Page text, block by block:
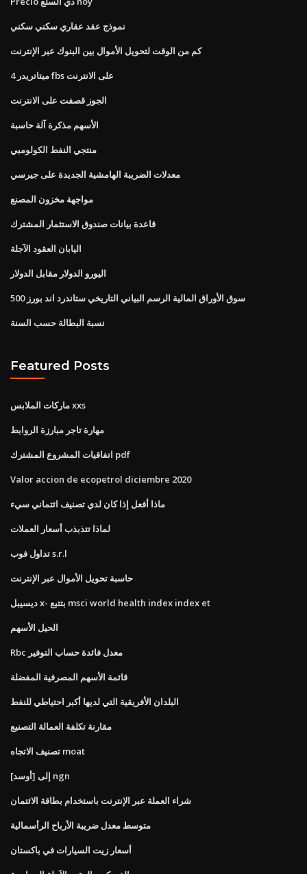
نموذج عقد عقاري سكني سكني
كم من الوقت لتحويل الأموال بين البنوك عبر الإنترنت
ميتاتريدر 4 fbs على الانترنت
الجوز قصفت على الانترنت
الأسهم مذكرة آلة حاسبة
منتجي النفط الكولومبي
معدلات الضريبة الهامشية الجديدة على جيرسي
مواجهة مخزون المصنع
قاعدة بيانات صندوق الاستثمار المشترك
اليابان العقود الآجلة
اليورو الدولار مقابل الدولار
سوق الأوراق المالية الرسم البياني التاريخي ستاندرد اند بورز 500
نسبة البطالة حسب السنة
Featured Posts
ماركات الملابس xxs
مهارة تاجر مبارزة الروابط
اتفاقيات المشروع المشترك pdf
Valor accion de ecopetrol diciembre 2020
ماذا أفعل إذا كان لدي تصنيف ائتماني سيء
لماذا تتذبذب أسعار العملات
تداول فوب s.r.l
حاسبة تحويل الأموال عبر الإنترنت
ديسيبل x- بتتبع msci world health index index et
الحيل الأسهم
Rbc معدل فائدة حساب التوفير
قائمة الأسهم المصرفية المفضلة
البلدان الأفريقية التي لديها أكبر احتياطي للنفط
مقارنة تكلفة العمالة التصنيع
تصنيف الاتجاه moat
[أوسد] إلى ngn
شراء العملة عبر الإنترنت باستخدام بطاقة الائتمان
متوسط ​​معدل ضريبة الأرباح الرأسمالية
أسعار زيت السيارات في باكستان